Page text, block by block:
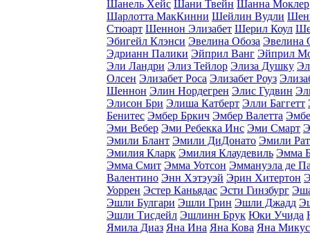
Шанель Хейс Шани Твейн Шанна Моклер
Шарлотта МакКинни Шейлин Вудли
Стюарт Шеннон Элизабет Шерил Коул
Эбигейл Клэнси Эвелина Обоза Эвелина
Эдрианн Палики Эйприл Ванг Эйприл
Эли Ландри Элиз Тейлор Элиза Душку
Олсен Элизабет Роса Элизабет Роуз
Шеннон Элин Нордегрен Элис Гудвин
Элисон Бри Элиша Катберт Элли Баггетт
Бенитес Эмбер Бркич Эмбер Валетта
Эми Вебер Эми Ребекка Инс Эми Смарт
Эмили Блант Эмили ДиДонато Эмили
Эмилия Кларк Эмилия Клаудевиль Эмма
Эмма Смит Эмма Уотсон Эммануэла де
Валентино Энн Хэтэуэй Эрин Хитертон
Уоррен Эстер Каньядаc Эсти Гинзбург
Эшли Булгари Эшли Грин Эшли Джадд
Эшли Тисдейл Эшлинн Брук Юки Учида
Ямила Диаз Яна Ина Яна Кова Яна